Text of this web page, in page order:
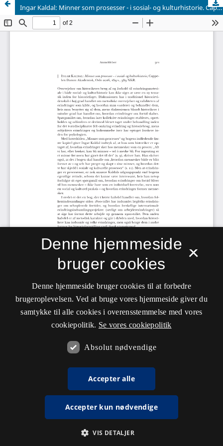
Ingar Kaldal: Minner som prosesser - i sosial- og kulturhistorie. Cappelen Damm Akademisk, Oslo, 2016.
×
Denne hjemmeside
bruger cookies
Denne hjemmeside bruger cookies til at forbedre
brugeroplevelsen. Ved at bruge vores hjemmeside giver du
samtykke til alle cookies i overensstemmelse med vores
cookiepolitik. Se vores cookiepolitik
Absolut nødvendige
Accepter alle
Accepter kun nødvendige
VIS DETALJER